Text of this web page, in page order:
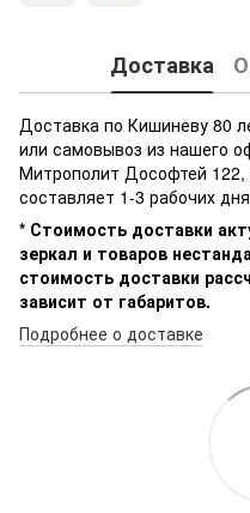
Доставка
Доставка по Кишиневу 80
или самовывоз из нашего
Митрополит Дософтей 122,
составляет 1-3 рабочих дня
* Стоимость доставки
зеркал и товаров
стоимость доставки
зависит от габаритов.
Подробнее о доставке